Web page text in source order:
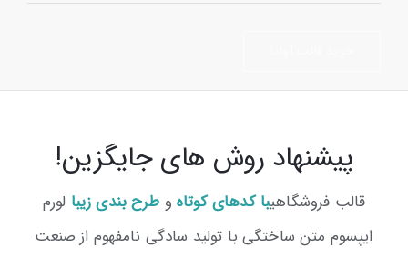
پیشنهاد روش های جایگزین!
قالب فروشگاهیبا کدهای کوتاهو طرح بندی زیبا لورم
ایپسوم متن ساختگی با تولید سادگی نامفهوم از صنعت